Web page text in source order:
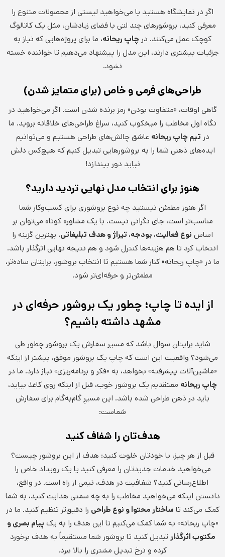
اگر در نمایشگاه هستید یا می‌خواهید لیستی از محصولات متنوع را
معرفی کنید، بروشورهای چند لتی با فضای زیادشان، مثل یک کاتالوگ
کوچک عمل می‌کنند. در چاپ ریحانه، ما برای پروژه‌هایی که نیاز به
جزئیات بیشتری دارند، این مدل را پیشنهاد می‌دهیم تا خواننده خسته
نشود.
طراحی‌های فرمی و خاص (برای متمایز شدن)
گاهی اوقات، «متفاوت بودن» رمز برنده شدن است. اگر می‌خواهید در
نگاه اول مخاطب را میخکوب کنید، سراغ طراحی‌های خلاقانه بروید. ما
در تیم چاپ ریحانه عاشق چالش‌های طراحی هستیم و می‌توانیم
ایده‌های ذهنی شما را به بروشورهایی تبدیل کنیم که هیچ‌کس دلش
نیاید دور بیندازد!
هنوز برای انتخاب مدل نهایی تردید دارید؟
اگر هنوز مطمئن نیستید چه نوع بروشوری برای کسب‌وکار شما
مناسب‌تر است، جای نگرانی نیست. با یک مشاوره کوتاه می‌توان بر
اساس نوع فعالیت، بودجه، تیراژ و هدف تبلیغاتی، بهترین گزینه را
انتخاب کرد تا هم هزینه‌ها کنترل شود و هم نتیجه نهایی اثرگذار باشد.
ما در «چاپ ریحانه» کنار شما هستیم تا انتخاب بروشور، برایتان ساده‌تر،
مطمئن‌تر و حرفه‌ای‌تر شود.
از ایده تا چاپ؛ چطور یک بروشور حرفه‌ای در
مشهد داشته باشیم؟
شاید برایتان سوال باشد که مسیر سفارش یک بروشور چطور طی
می‌شود؟ واقعیت این است که چاپ یک بروشور موفق، بیشتر از اینکه
«ماشین‌آلات پیشرفته» بخواهد، به «فکر و برنامه‌ریزی» نیاز دارد. ما در
چاپ ریحانه معتقدیم یک بروشور خوب، قبل از اینکه روی کاغذ بیاید،
باید در ذهن طراحی شده باشد. این مسیرِ گام‌به‌گام برای سفارش
شماست:
هدف‌تان را شفاف کنید
قبل از هر چیز، با خودتان خلوت کنید: هدف از این بروشور چیست؟
می‌خواهید خدمات جدیدتان را معرفی کنید یا یک رویداد خاص را
اطلاع‌رسانی کنید؟ شفافیت در هدف، نیمی از راه است. در واقع،
دانستن اینکه می‌خواهید مخاطب را به چه سمتی هدایت کنید، به شما
کمک می‌کند تا ساختار محتوا و نوع طراحی را دقیق‌تر تنظیم کنید. ما در
«چاپ ریحانه» به شما کمک می‌کنیم تا این هدف را به یک پیام بصری و
مکتوب اثرگذار تبدیل کنید تا بروشور شما مستقیماً به هدف برخورد
کرده و نرخ تبدیل مشتری را بالا ببرد.